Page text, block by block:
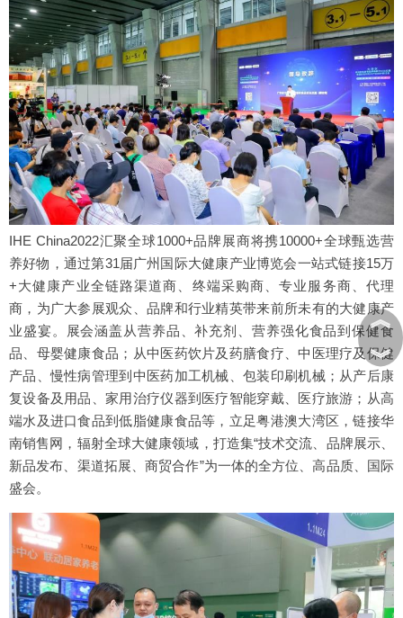
IHE China2022汇聚全球1000+品牌展商将携10000+全球甄选营
养好物，通过第31届广州国际大健康产业博览会一站式链接15万
+大健康产业全链路渠道商、终端采购商、专业服务商、代理
商，为广大参展观众、品牌和行业精英带来前所未有的大健康产
业盛宴。展会涵盖从营养品、补充剂、营养强化食品到保健食
品、母婴健康食品；从中医药饮片及药膳食疗、中医理疗及保健
产品、慢性病管理到中医药加工机械、包装印刷机械；从产后康
复设备及用品、家用治疗仪器到医疗智能穿戴、医疗旅游；从高
端水及进口食品到低脂健康食品等，立足粤港澳大湾区，链接华
南销售网，辐射全球大健康领域，打造集“技术交流、品牌展示、
新品发布、渠道拓展、商贸合作”为一体的全方位、高品质、国际
盛会。
︽
︾